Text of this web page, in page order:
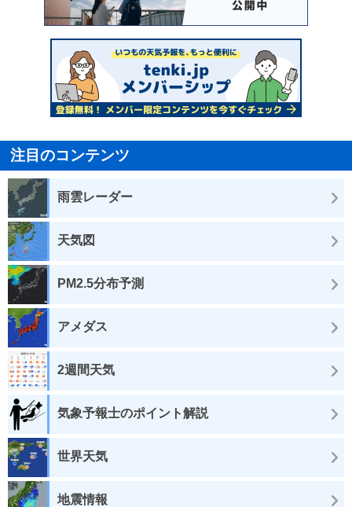
注目のコンテンツ
雨雲レーダー
天気図
PM2.5分布予測
アメダス
2週間天気
気象予報士のポイント解説
世界天気
地震情報